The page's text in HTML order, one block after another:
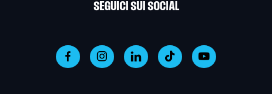
SEGUICI SUI SOCIAL